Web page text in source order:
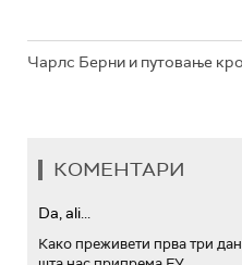
Чарлс Берни и путовање
КОМЕНТАРИ
Da, ali...
Како преживети прва три